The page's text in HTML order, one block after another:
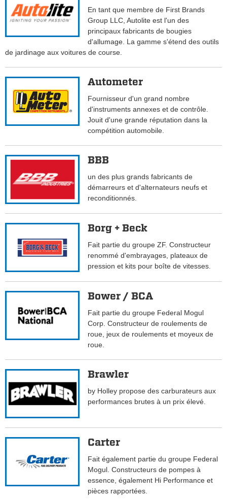
En tant que membre de First Brands
Group LLC, Autolite est l'un des
principaux fabricants de bougies
d'allumage. La gamme s'étend des outils
de jardinage aux voitures de course.
Autometer
Fournisseur d'un grand nombre
d'instruments annexes et de contrôle.
Jouit d'une grande réputation dans la
compétition automobile.
BBB
un des plus grands fabricants de
démarreurs et d'alternateurs neufs et
reconditionnés.
Borg + Beck
Fait partie du groupe ZF. Constructeur
renommé d'embrayages, plateaux de
pression et kits pour boîte de vitesses.
Bower / BCA
Fait partie du groupe Federal Mogul
Corp. Constructeur de roulements de
roue, jeux de roulements et moyeux de
roue.
Brawler
by Holley propose des carburateurs aux
performances brutes à un prix élevé.
Carter
Fait également partie du groupe Federal
Mogul. Constructeurs de pompes à
essence, également Hi Performance et
pièces rapportées.